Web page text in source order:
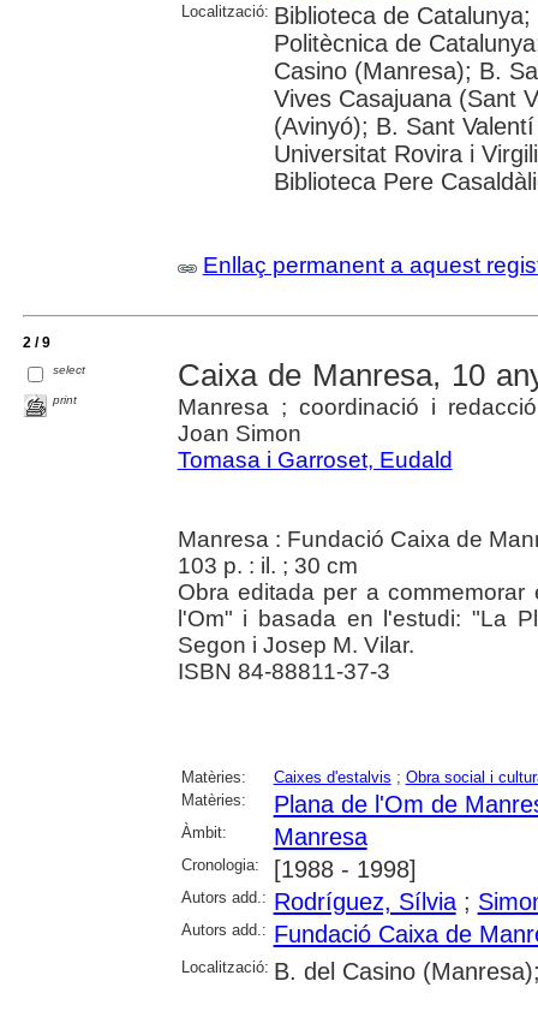
Localització: Biblioteca de
Politècnica de
Casino (Manresa); B.
Vives Casajuana (Sant
(Avinyó); B. Sant
Universitat Rovira i
Biblioteca Pere
Enllaç permanent a aquest
2 / 9
select
print
Caixa de Manresa, 10
Manresa ; coordinació i
Joan Simon
Tomasa i Garroset, Eudald
Manresa : Fundació Caixa de
103 p. : il. ; 30 cm
Obra editada per a
l'Om" i basada en l'estudi: "La
Segon i Josep M. Vilar.
ISBN 84-88811-37-3
Matèries: Caixes d'estalvis ; Obra social i
Matèries:
Plana de l'Om de
Àmbit: Manresa
Cronologia: [1988 - 1998]
Autors add.: Rodríguez, Sílvia;
Autors add.: Fundació Caixa de
Localització: B. del Casino